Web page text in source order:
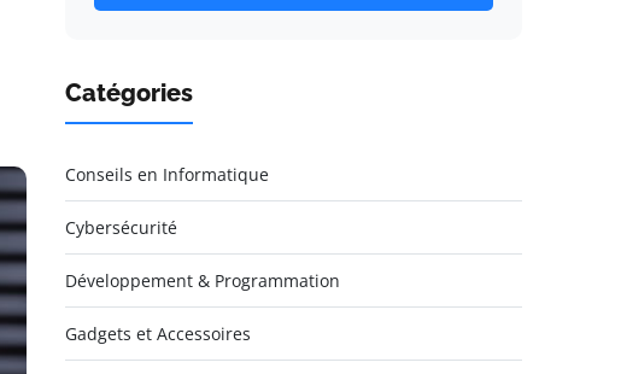
Catégories
Conseils en Informatique
Cybersécurité
Développement & Programmation
Gadgets et Accessoires